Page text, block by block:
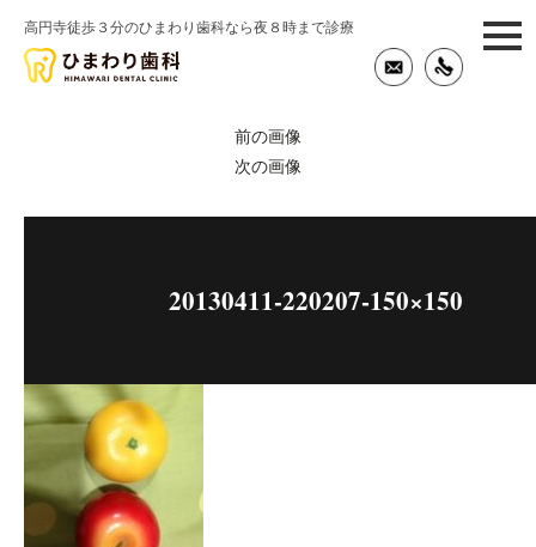
高円寺徒歩３分のひまわり歯科なら夜８時まで診療
前の画像
次の画像
20130411-220207-150×150